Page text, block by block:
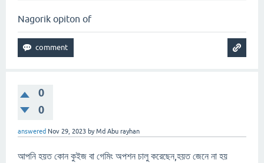
Nagorik opiton of
0
0
answered Nov 29, 2023 byMd Abu rayhan
আপনি হয়ত কোন কুইজ বা গেমিং অপশন চালু করেছেন,হয়ত জেনে না হয়